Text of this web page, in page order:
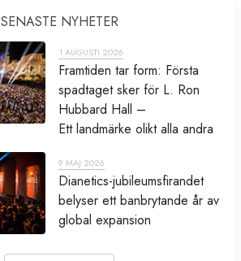
SENASTE NYHETER
1 AUGUSTI 2026
Framtiden tar form: Första
spadtaget sker för L. Ron
Hubbard Hall –
Ett landmärke olikt alla andra
9 MAJ 2026
Dianetics-jubileumsfirandet
belyser ett banbrytande år av
global expansion